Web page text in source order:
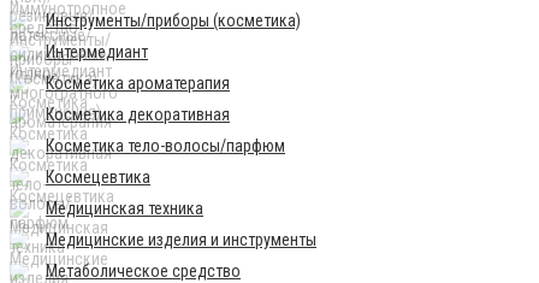
Инструменты/приборы (косметика)
Интермедиант
Косметика ароматерапия
Косметика декоративная
Косметика тело-волосы/парфюм
Космецевтика
Медицинская техника
Медицинские изделия и инструменты
Метаболическое средство